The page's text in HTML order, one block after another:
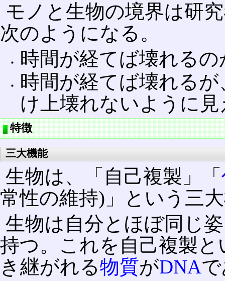
モノと生物の境界は研
次のようになる。
時間が経てば壊れる
時間が経てば壊れる
け上壊れないように
特徴
三大機能
生物は、「自己複製」「
常性の維持)」という三
生物は自分とほぼ同じ
持つ。これを自己複製
き継がれる物質がDNA